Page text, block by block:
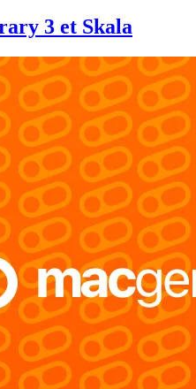
3 et Skala